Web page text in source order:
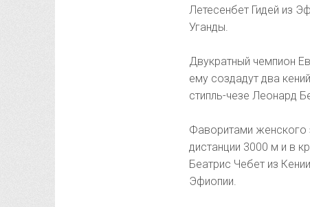
Летесенбет Гидей из
Уганды.
Двукратный чемпион
ему создадут два
стипль-чезе Леонард
Фаворитами женского
дистанции 3000 м и в
Беатрис Чебет из
Эфиопии.